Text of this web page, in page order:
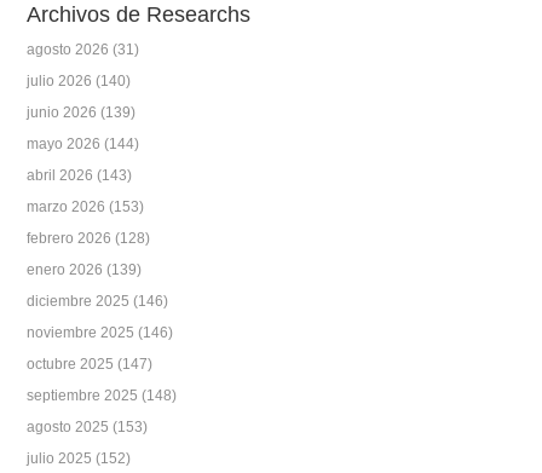
Archivos de Researchs
agosto 2026 (31)
julio 2026 (140)
junio 2026 (139)
mayo 2026 (144)
abril 2026 (143)
marzo 2026 (153)
febrero 2026 (128)
enero 2026 (139)
diciembre 2025 (146)
noviembre 2025 (146)
octubre 2025 (147)
septiembre 2025 (148)
agosto 2025 (153)
julio 2025 (152)